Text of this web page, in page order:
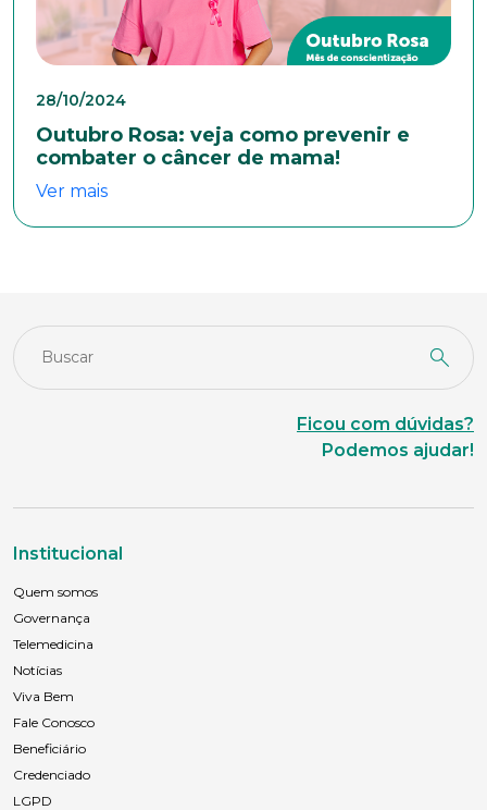
28/10/2024
Outubro Rosa: veja como prevenir e
combater o câncer de mama!
Ver mais
Ficou com dúvidas?
Podemos ajudar!
Institucional
Quem somos
Governança
Telemedicina
Notícias
Viva Bem
Fale Conosco
Beneficiário
Credenciado
LGPD
Masculino
Feminino Outros
Área de interesse
Anexar currículo*